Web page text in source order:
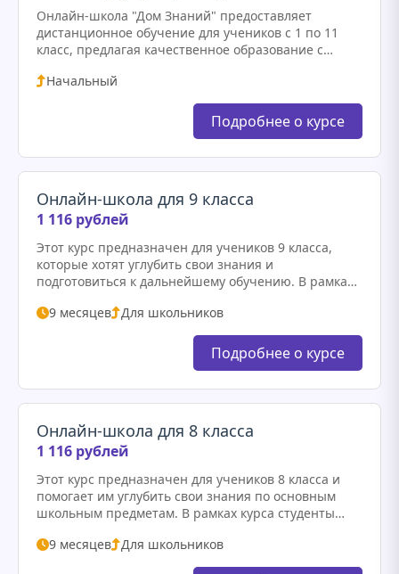
Онлайн-школа "Дом Знаний" предоставляет
дистанционное обучение для учеников с 1 по 11
класс, предлагая качественное образование с
процесс включает видеоуроки, интерактивные
задания и живые видеовстречи с…
Начальный
Подробнее о курсе
Онлайн-школа для 9 класса
1 116 рублей
Этот курс предназначен для учеников 9 класса,
которые хотят углубить свои знания и
подготовиться к дальнейшему обучению. В рамках
школьной программы, такие как математика,…
9 месяцев Для школьников
Подробнее о курсе
Онлайн-школа для 8 класса
1 116 рублей
Этот курс предназначен для учеников 8 класса и
помогает им углубить свои знания по основным
школьным предметам. В рамках курса студенты
математике, русскому языку,…
9 месяцев Для школьников